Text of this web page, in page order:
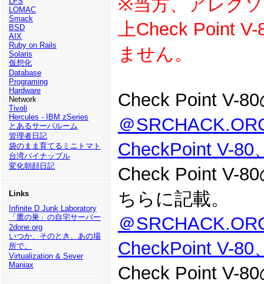
LOMAC
Smack
BSD
AIX
Ruby on Rails
Solaris
仮想化
Database
Programing
Hardware
Network
Tivoli
Hercules - IBM zSeries
とあるサーバルーム
管理者日記
袋のまま育てるミニトマト
台湾パイナップル
変化朝顔日記
Links
Infinite D Junk Laboratory
「鷹の巣」の自宅サーバー
2done.org
いつか、そのとき、あの場
所で。
Virtualization & Sever
Maniax
※当方、アレク
上Check Point
ません。
Check Point V-
＠
CheckPoint V-80
Check Point V-
ちらに記載。
＠
CheckPoint V-80
Check Point V-